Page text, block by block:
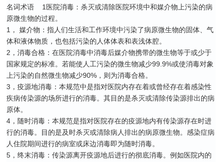
名词术语 1 医院消毒：杀灭或清除医院环境中和媒介物上污染的病
原微生物的过程。
1 ，
媒介物：指人们生活和工作环境中污染了病原微生物的固体、气
体和液体物质，也包括污染的人体体表和表浅体腔。
2 ，消毒合格：在医院消毒中消毒后媒介物携带的微生物等于或少于
国家规定的标准。若能使人工污染的微生物减少99.9%或使消毒对象
上污染的自然微生物减少90% ，则为消毒合格。
3 ，疫源地消毒：本规范中是指对医院内存在着或曾经存在着感染性
疾病传染源的场所进行的消毒。其目的是杀灭或清除传染源排出的病
原体。
4 ，随时消毒：本规范是指对医院存在的疫源地内有传染源存在时进
行的消毒。目的是及时杀灭或清除病人排出的病原微生物。感染症病
人住院期间进行的病室或床边消毒即为随时消毒。
5 ，终末消毒：传染源离开疫源地后进行的彻底消毒。例如医院内的